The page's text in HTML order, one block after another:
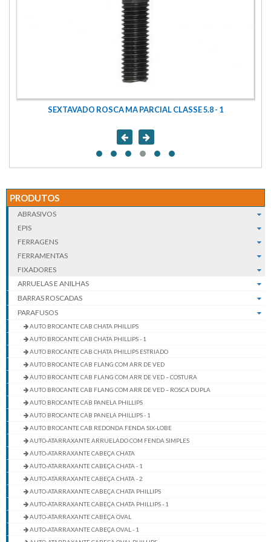
SEXTAVADO ROSCA MA PARCIAL CLASSE 5.8 - 1
PRODUTOS
ABRASIVOS
EPIS
FERRAGENS
FERRAMENTAS
FIXADORES
ARRUELAS E ANILHAS
BARRAS ROSCADAS
PARAFUSOS
AUTO BROCANTE CAB CHATA PHILLIPS
AUTO BROCANTE CAB CHATA PHILLIPS - 1
AUTO BROCANTE CAB CHATA PHILLIPS ESTRIADO
AUTO BROCANTE CAB FLANG COM ARR DE VED
AUTO BROCANTE CAB FLANG COM ARR DE VED – COSTURA
AUTO BROCANTE CAB FLANG COM ARR DE VED – ROSCA DUPLA
AUTO BROCANTE CAB PANELA PHILLIPS
AUTO BROCANTE CAB PANELA PHILLIPS - 1
AUTO BROCANTE CAB REDONDA FENDA SIX-LOBE
AUTO-ATARRAXANTE ARRUELADO COM FENDA SIMPLES
AUTO-ATARRAXANTE CABEÇA CHATA
AUTO-ATARRAXANTE CABEÇA CHATA - 1
AUTO-ATARRAXANTE CABEÇA CHATA - 2
AUTO-ATARRAXANTE CABEÇA CHATA PHILLIPS
AUTO-ATARRAXANTE CABEÇA CHATA PHILLIPS - 1
AUTO-ATARRAXANTE CABEÇA OVAL
AUTO-ATARRAXANTE CABEÇA OVAL - 1